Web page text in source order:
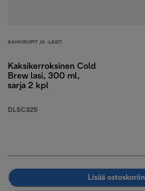
KAHVIKUPIT JA -LASIT
Kaksikerroksinen Cold
Brew lasi, 300 ml,
sarja 2 kpl
DLSC325
Lisää ostoskoriin